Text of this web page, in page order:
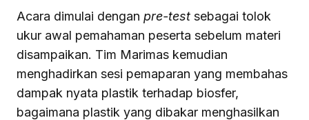
Acara dimulai dengan pre-test sebagai tolok
ukur awal pemahaman peserta sebelum materi
disampaikan. Tim Marimas kemudian
menghadirkan sesi pemaparan yang membahas
dampak nyata plastik terhadap biosfer,
bagaimana plastik yang dibakar menghasilkan